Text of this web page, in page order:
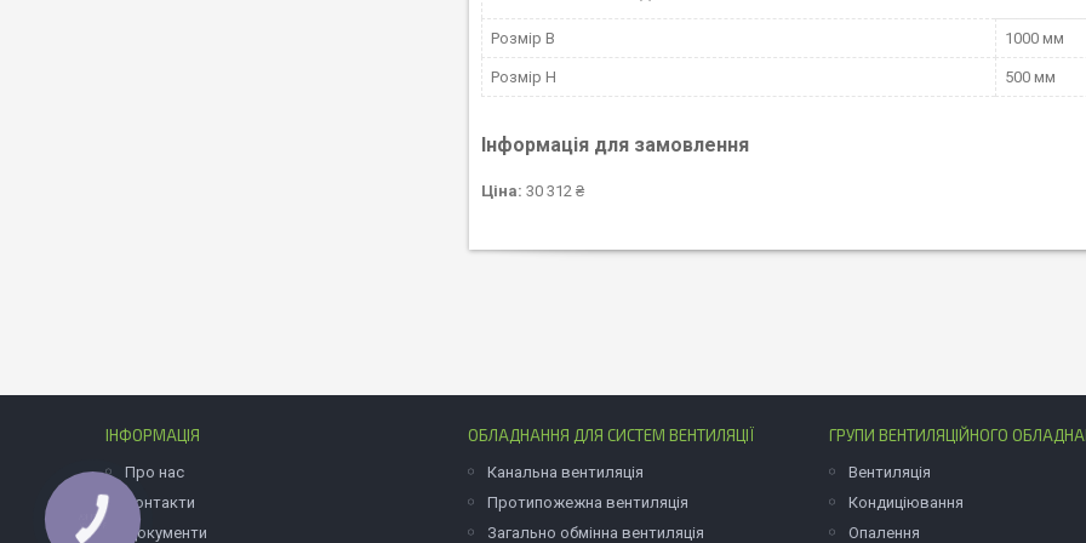
Розмір B 1000 мм
Розмір H 500 мм
Інформація для замовлення
Ціна: 30 312 ₴
ІНФОРМАЦІЯ
Про нас
Контакти
Документи
ОБЛАДНАННЯ ДЛЯ СИСТЕМ ВЕНТИЛЯЦІЇ
Канальна вентиляція
Протипожежна вентиляція
Загально обмінна вентиляція
ГРУПИ ВЕНТИЛЯЦІЙНОГО
Вентиляція
Кондиціювання
Опалення